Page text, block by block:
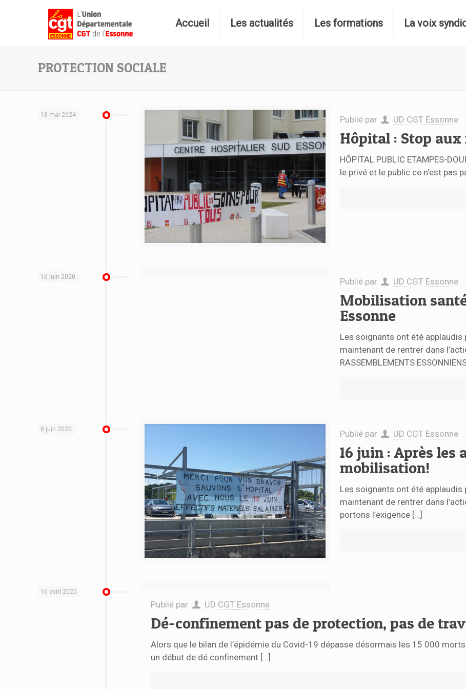
Accueil Les actualités Les formations La voix
PROTECTION SOCIALE
18 mai 2024 Publié par UD CGT Essonne
Hôpital : Stop aux
HÔPITAL PUBLIC ETAMPES-
le privé et le public ce n’est pas
16 juin 2020 Publié par UD CGT Essonne
Mobilisation
Essonne
Les soignants ont été
maintenant de rentrer dans
RASSEMBLEMENTS
8 juin 2020 Publié par UD CGT Essonne
16 juin : Après les
mobilisation!
Les soignants ont été
maintenant de rentrer dans
portons l’exigence[…]
16 avril 2020
Publié par UD CGT Essonne
Dé-confinement pas de protection, pas de
Alors que le bilan de l’épidémie du Covid-19 dépasse désormais les 15 000
un début de dé confinement […]